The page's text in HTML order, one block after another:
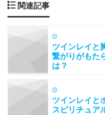
関連記事
ツインレイと
繋がりがもた
は？
ツインレイと
スピリチュア